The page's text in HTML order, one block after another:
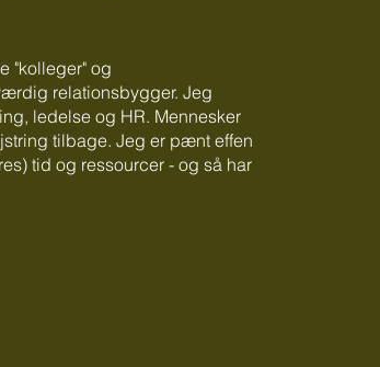
"kolleger" og
relationsbygger. Jeg
ledelse og HR. Mennesker
tilbage. Jeg er pænt effen
tid og ressourcer - og så har